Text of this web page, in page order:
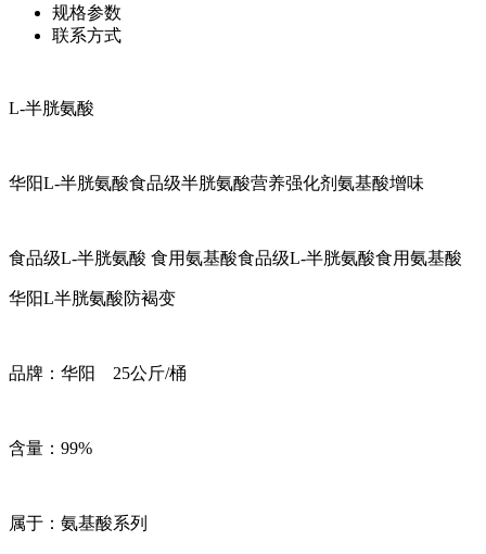
规格参数
联系方式
L-半胱氨酸
华阳L-半胱氨酸食品级半胱氨酸营养强化剂氨基酸增味
食品级L-半胱氨酸 食用氨基酸食品级L-半胱氨酸食用氨基酸
华阳L半胱氨酸防褐变
品牌：华阳 25公斤/桶
含量：99%
属于：氨基酸系列